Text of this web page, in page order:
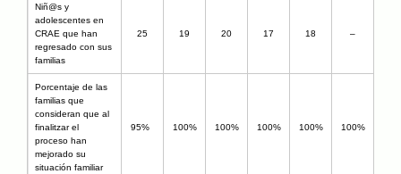
Niñ@s y
adolescentes en
CRAE que han
regresado con sus
familias
25 19 20 17 18 –
Porcentaje de las
familias que
consideran que al
finalitzar el
proceso han
mejorado su
situación familiar
95% 100% 100% 100% 100% 100%